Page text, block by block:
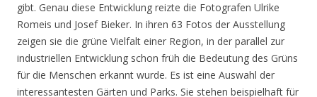
gibt. Genau diese Entwicklung reizte die Fotografen Ulrike
Romeis und Josef Bieker. In ihren 63 Fotos der Ausstellung
zeigen sie die grüne Vielfalt einer Region, in der parallel zur
industriellen Entwicklung schon früh die Bedeutung des Grüns
für die Menschen erkannt wurde. Es ist eine Auswahl der
interessantesten Gärten und Parks. Sie stehen beispielhaft für